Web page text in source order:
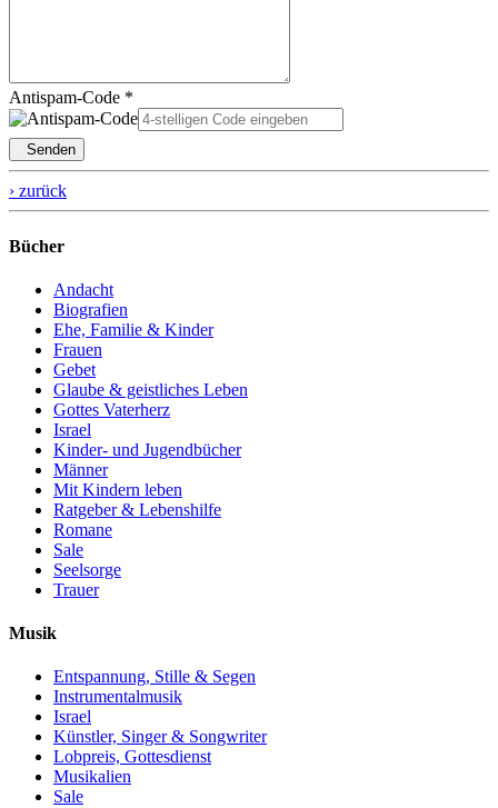
Antispam-Code *
Senden
› zurück
Bücher
Andacht
Biografien
Ehe, Familie & Kinder
Frauen
Gebet
Glaube & geistliches Leben
Gottes Vaterherz
Israel
Kinder- und Jugendbücher
Männer
Mit Kindern leben
Ratgeber & Lebenshilfe
Romane
Sale
Seelsorge
Trauer
Musik
Entspannung, Stille & Segen
Instrumentalmusik
Israel
Künstler, Singer & Songwriter
Lobpreis, Gottesdienst
Musikalien
Sale